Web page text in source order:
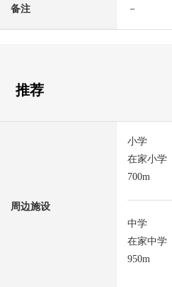
备注 －
推荐
周边施设
小学
在家小学
700m
中学
在家中学
950m